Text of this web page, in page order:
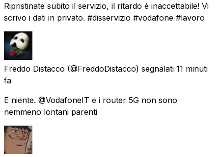
Ripristinate subito il servizio, il ritardo è inaccettabile! Vi
scrivo i dati in privato. #disservizio #vodafone #lavoro
Freddo Distacco (@FreddoDistacco) segnalati 11 minuti
fa
E niente. @VodafoneIT e i router 5G non sono
nemmeno lontani parenti